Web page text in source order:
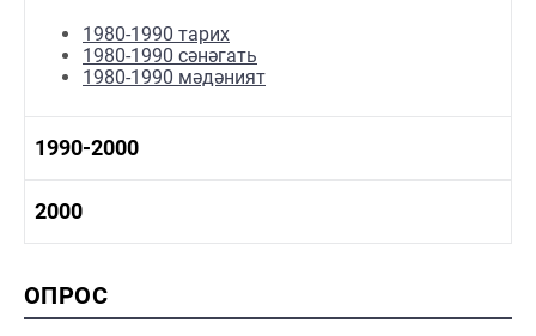
1980-1990 тарих
1980-1990 сәнәгать
1980-1990 мәдәният
1990-2000
1990-2000 мәдәният
2000
2000 сәнәгать
2000 мәдәният
ОПРОС